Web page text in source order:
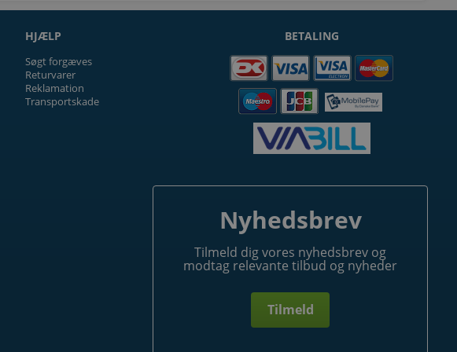
HJÆLP
Søgt forgæves
Returvarer
Reklamation
Transportskade
BETALING
Nyhedsbrev
Tilmeld dig vores nyhedsbrev og
modtag relevante tilbud og nyheder
Tilmeld